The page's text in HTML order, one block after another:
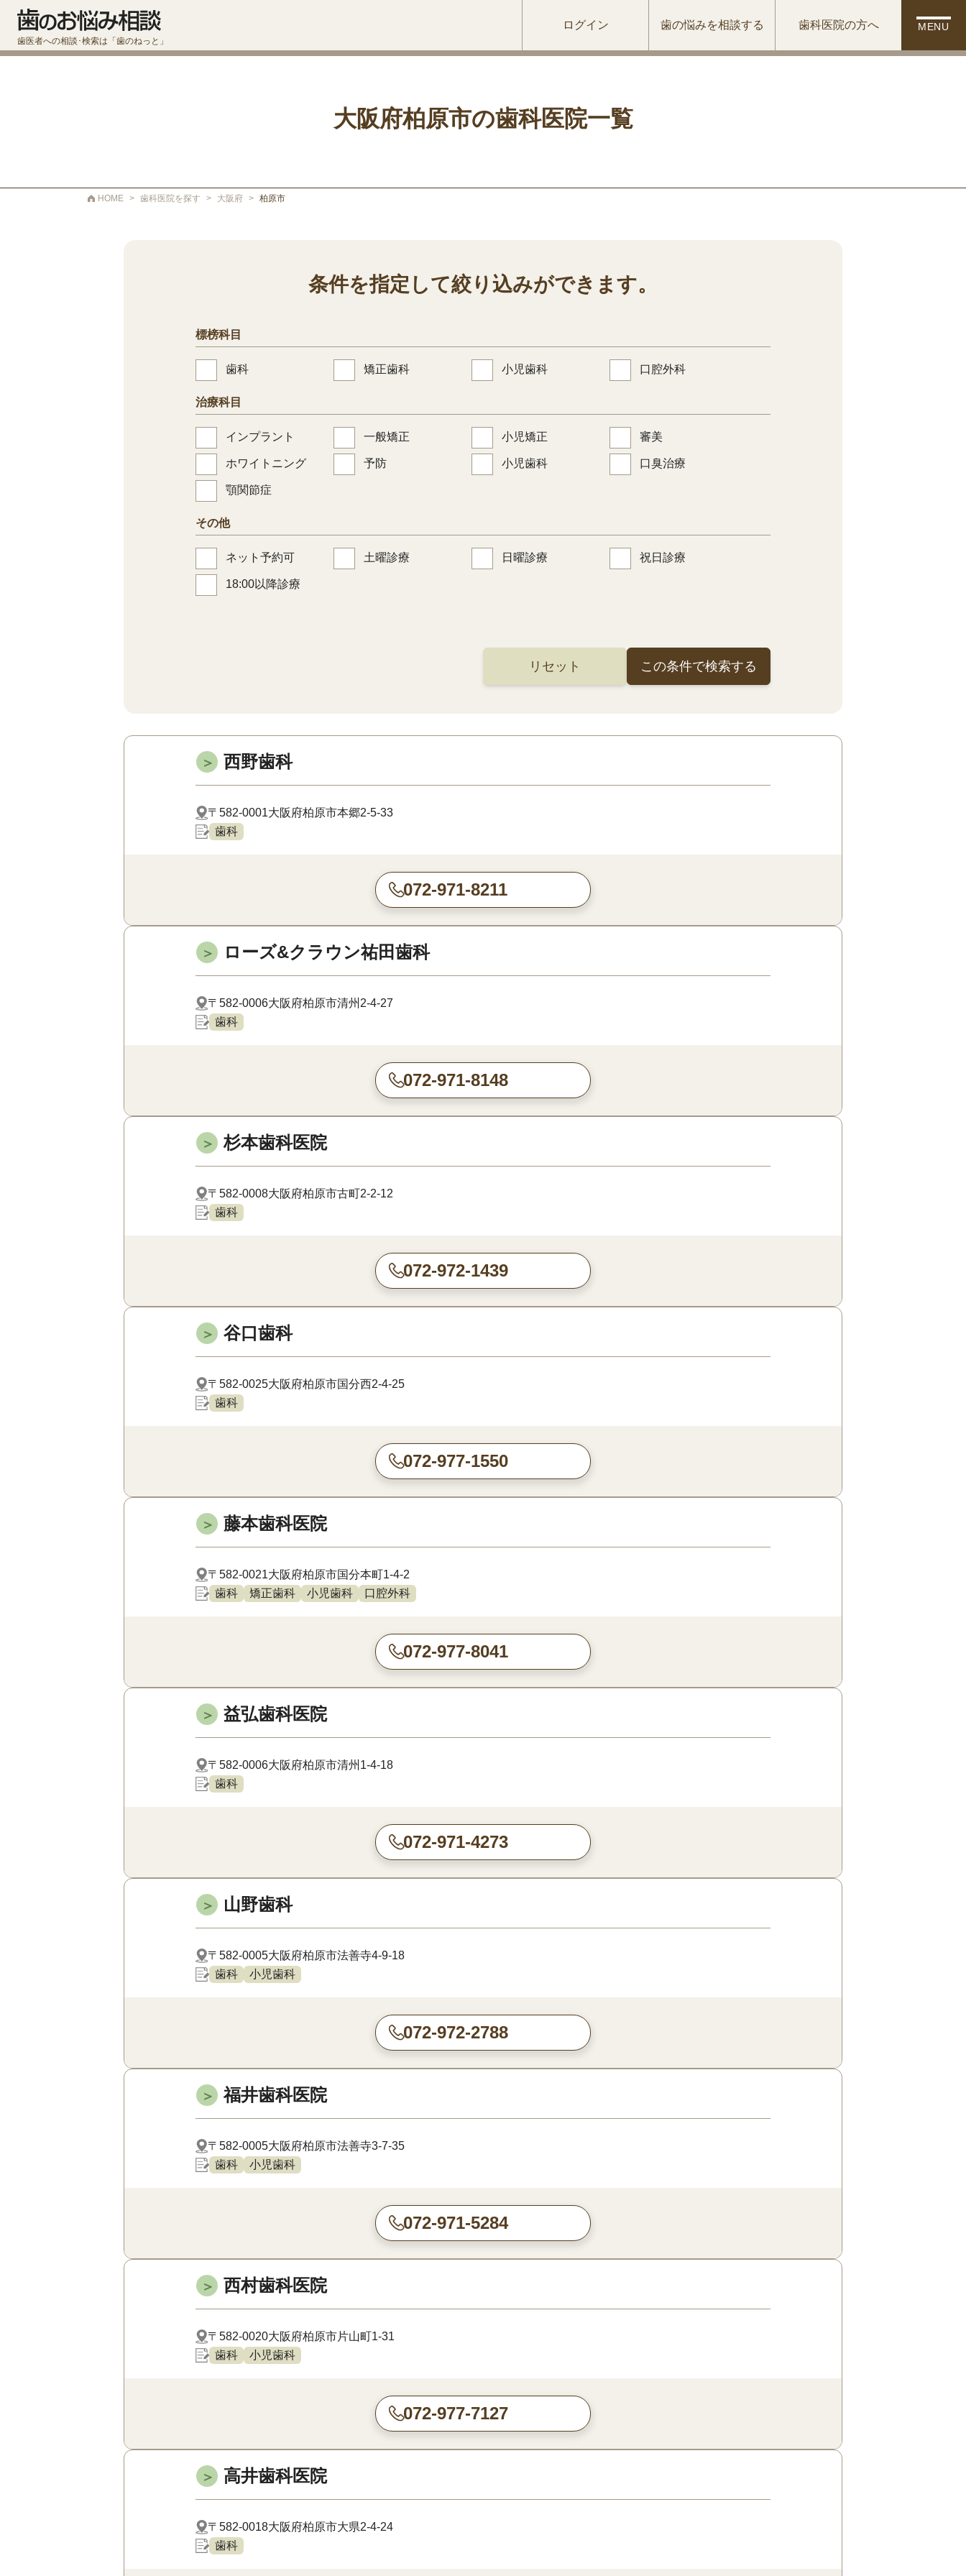
歯医者への相談･検索は「歯のねっと」
ログイン 歯の悩みを相談する 歯科医院の方へ MENU
大阪府柏原市の歯科医院一覧
HOME > 歯科医院を探す > 大阪府 > 柏原市
条件を指定して絞り込みができます。
標榜科目
歯科 矯正歯科 小児歯科 口腔外科
治療科目
インプラント 一般矯正 小児矯正 審美
ホワイトニング 予防 小児歯科 口臭治療
顎関節症
その他
ネット予約可 土曜診療 日曜診療 祝日診療
18:00以降診療
リセット この条件で検索する
＞ 西野歯科
〒582-0001大阪府柏原市本郷2-5-33
歯科
072-971-8211
＞ ローズ&クラウン祐田歯科
〒582-0006大阪府柏原市清州2-4-27
歯科
072-971-8148
＞ 杉本歯科医院
〒582-0008大阪府柏原市古町2-2-12
歯科
072-972-1439
＞ 谷口歯科
〒582-0025大阪府柏原市国分西2-4-25
歯科
072-977-1550
＞ 藤本歯科医院
〒582-0021大阪府柏原市国分本町1-4-2
歯科
矯正歯科 小児歯科 口腔外科
072-977-8041
＞ 益弘歯科医院
〒582-0006大阪府柏原市清州1-4-18
歯科
072-971-4273
＞ 山野歯科
〒582-0005大阪府柏原市法善寺4-9-18
歯科
小児歯科
072-972-2788
＞ 福井歯科医院
〒582-0005大阪府柏原市法善寺3-7-35
歯科
小児歯科
072-971-5284
＞ 西村歯科医院
〒582-0020大阪府柏原市片山町1-31
歯科
小児歯科
072-977-7127
＞ 高井歯科医院
〒582-0018大阪府柏原市大県2-4-24
歯科